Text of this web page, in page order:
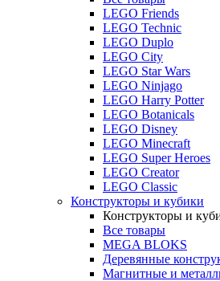
LEGO Friends
LEGO Technic
LEGO Duplo
LEGO City
LEGO Star Wars
LEGO Ninjago
LEGO Harry Potter
LEGO Botanicals
LEGO Disney
LEGO Minecraft
LEGO Super Heroes
LEGO Creator
LEGO Classic
Конструкторы и кубики
Конструкторы и
Все товары
MEGA BLOKS
Деревянные
Магнитные и